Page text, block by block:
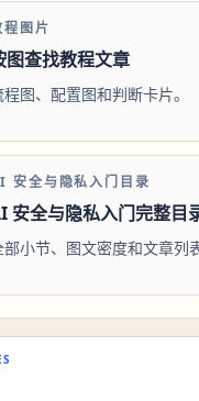
程图片
图查找教程文章
程图、配置图和判断卡片。
安全与隐私入门目录
安全与隐私入门完整目
部小节、图文密度和文章列表